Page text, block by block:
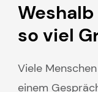
so viel
Viele
einem